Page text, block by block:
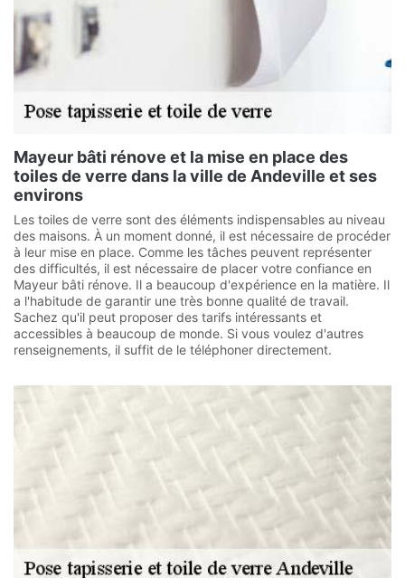
Mayeur bâti rénove et la mise en place des
toiles de verre dans la ville de Andeville et ses
environs
Les toiles de verre sont des éléments indispensables au niveau
des maisons. À un moment donné, il est nécessaire de procéder
à leur mise en place. Comme les tâches peuvent représenter
des difficultés, il est nécessaire de placer votre confiance en
Mayeur bâti rénove. Il a beaucoup d'expérience en la matière. Il
a l'habitude de garantir une très bonne qualité de travail.
Sachez qu'il peut proposer des tarifs intéressants et
accessibles à beaucoup de monde. Si vous voulez d'autres
renseignements, il suffit de le téléphoner directement.